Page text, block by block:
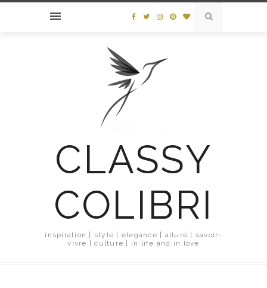
CLASSY
COLIBRI
inspiration | style | elegance | allure | savoir-
vivre | culture | in life and in love